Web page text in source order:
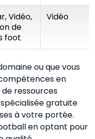
Vidéo,
de
foot
Vidéo
ou que vous
en
ressources
gratuite
à votre portée.
en optant pour